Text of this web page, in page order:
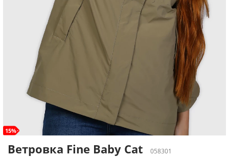
15%
Ветровка Fine Baby Cat
058301